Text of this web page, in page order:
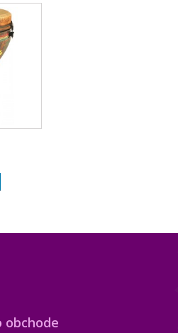
obchode